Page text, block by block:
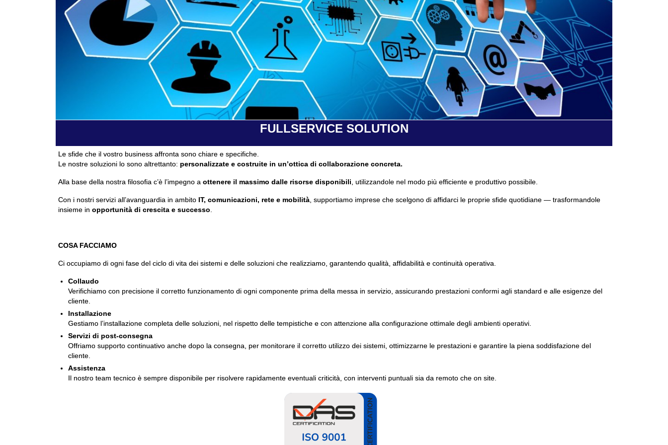
FULLSERVICE SOLUTION
Le sfide che il vostro business affronta sono chiare e specifiche.
Le nostre soluzioni lo sono altrettanto: personalizzate e costruite in un’ottica di collaborazione concreta.
Alla base della nostra filosofia c’è l’impegno a ottenere il massimo dalle risorse disponibili, utilizzandole nel modo più efficiente e produttivo possibile.
Con i nostri servizi all’avanguardia in ambito IT, comunicazioni, rete e mobilità, supportiamo imprese che scelgono di affidarci le proprie sfide quotidiane — trasformandole
insieme in opportunità di crescita e successo.
COSA FACCIAMO
Ci occupiamo di ogni fase del ciclo di vita dei sistemi e delle soluzioni che realizziamo, garantendo qualità, affidabilità e continuità operativa.
Collaudo
Verifichiamo con precisione il corretto funzionamento di ogni componente prima della messa in servizio, assicurando prestazioni conformi agli standard e alle esigenze del
cliente.
Installazione
Gestiamo l’installazione completa delle soluzioni, nel rispetto delle tempistiche e con attenzione alla configurazione ottimale degli ambienti operativi.
Servizi di post-consegna
Offriamo supporto continuativo anche dopo la consegna, per monitorare il corretto utilizzo dei sistemi, ottimizzarne le prestazioni e garantire la piena soddisfazione del
cliente.
Assistenza
Il nostro team tecnico è sempre disponibile per risolvere rapidamente eventuali criticità, con interventi puntuali sia da remoto che on site.